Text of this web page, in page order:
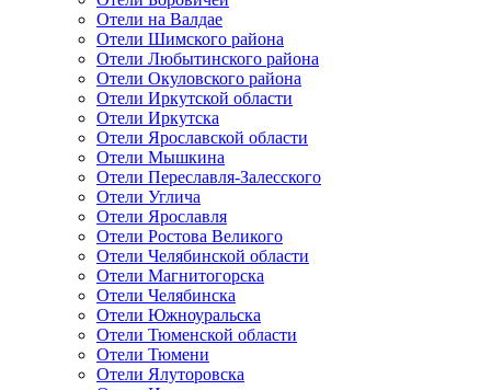
Отели на Валдае
Отели Шимского района
Отели Любытинского района
Отели Окуловского района
Отели Иркутской области
Отели Иркутска
Отели Ярославской области
Отели Мышкина
Отели Переславля-Залесского
Отели Углича
Отели Ярославля
Отели Ростова Великого
Отели Челябинской области
Отели Магнитогорска
Отели Челябинска
Отели Южноуральска
Отели Тюменской области
Отели Тюмени
Отели Ялуторовска